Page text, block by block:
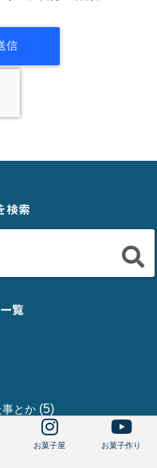
検索
覧
とか (5)
お菓子屋 お菓子作り